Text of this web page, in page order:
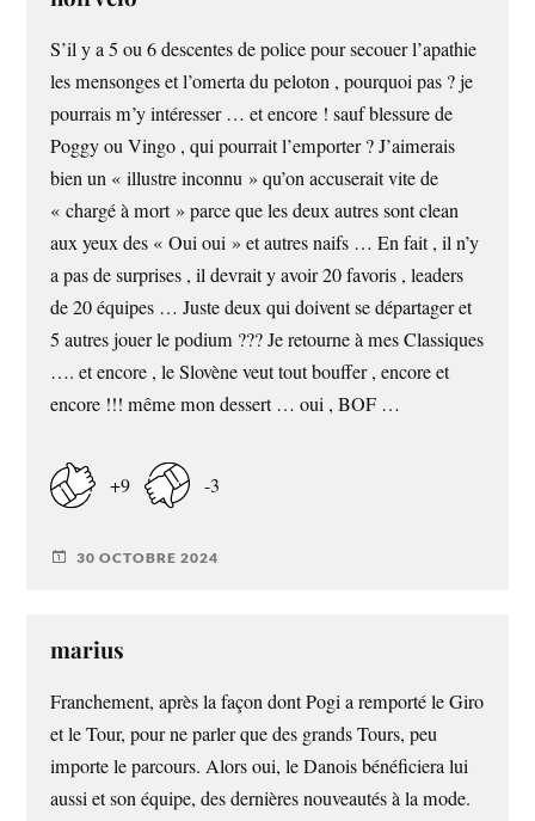
S’il y a 5 ou 6 descentes de police pour secouer l’apathie
les mensonges et l’omerta du peloton , pourquoi pas ? je
pourrais m’y intéresser … et encore ! sauf blessure de
Poggy ou Vingo , qui pourrait l’emporter ? J’aimerais
bien un « illustre inconnu » qu’on accuserait vite de
« chargé à mort » parce que les deux autres sont clean
aux yeux des « Oui oui » et autres naifs … En fait , il n’y
a pas de surprises , il devrait y avoir 20 favoris , leaders
de 20 équipes … Juste deux qui doivent se départager et
5 autres jouer le podium ??? Je retourne à mes Classiques
…. et encore , le Slovène veut tout bouffer , encore et
encore !!! même mon dessert … oui , BOF …
+9 -3
30 OCTOBRE 2024
marius
Franchement, après la façon dont Pogi a remporté le Giro
et le Tour, pour ne parler que des grands Tours, peu
importe le parcours. Alors oui, le Danois bénéficiera lui
aussi et son équipe, des dernières nouveautés à la mode.